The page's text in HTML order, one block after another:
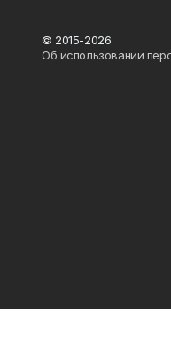
© 2015-2026
Об использовании